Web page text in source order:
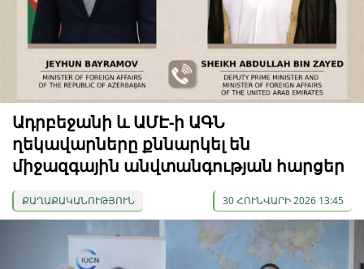
Ադրբեջանի և ԱՄԷ-ի ԱԳՆ
ղեկավարները քննարկել են
միջազգային անվտանգության հարցեր
ՔԱՂԱՔԱԿԱՆՈՒԹՅՈՒՆ 30 ՀՈՒՆՎԱՐԻ 2026 13:45